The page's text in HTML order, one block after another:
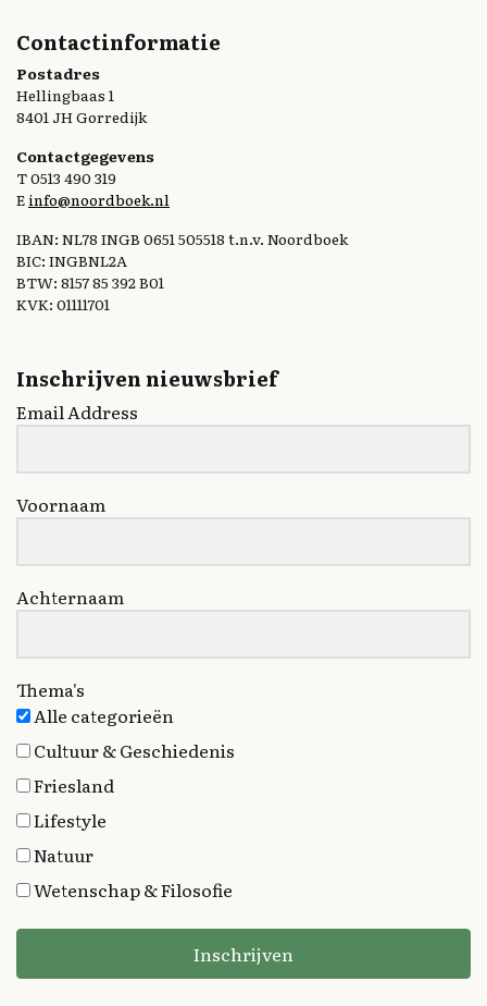
Contactinformatie
Postadres
Hellingbaas 1
8401 JH Gorredijk
Contactgegevens
T 0513 490 319
E info@noordboek.nl
IBAN: NL78 INGB 0651 505518 t.n.v. Noordboek
BIC: INGBNL2A
BTW: 8157 85 392 B01
KVK: 01111701
Inschrijven nieuwsbrief
Email Address
Voornaam
Achternaam
Thema's
Alle categorieën
Cultuur & Geschiedenis
Friesland
Lifestyle
Natuur
Wetenschap & Filosofie
Inschrijven